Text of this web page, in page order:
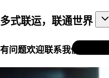
多式联运，联通世界
有问题欢迎联系我们！